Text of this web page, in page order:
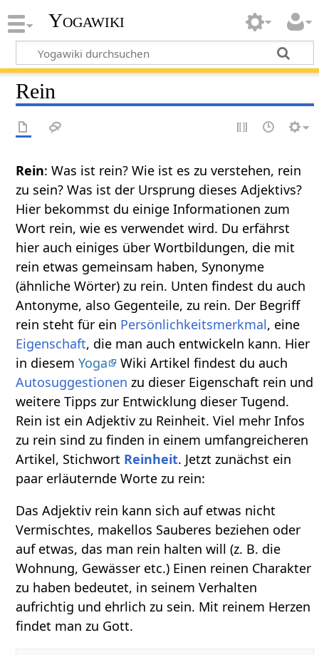
Yogawiki
Rein
Rein: Was ist rein? Wie ist es zu verstehen, rein
zu sein? Was ist der Ursprung dieses Adjektivs?
Hier bekommst du einige Informationen zum
Wort rein, wie es verwendet wird. Du erfährst
hier auch einiges über Wortbildungen, die mit
rein etwas gemeinsam haben, Synonyme
(ähnliche Wörter) zu rein. Unten findest du auch
Antonyme, also Gegenteile, zu rein. Der Begriff
rein steht für ein Persönlichkeitsmerkmal, eine
Eigenschaft, die man auch entwickeln kann. Hier
in diesemYoga
Wiki Artikel findest du auch
Autosuggestionen zu dieser Eigenschaft rein und
weitere Tipps zur Entwicklung dieser Tugend.
Rein ist ein Adjektiv zu Reinheit. Viel mehr Infos
zu rein sind zu finden in einem umfangreicheren
Artikel, Stichwort Reinheit. Jetzt zunächst ein
paar erläuternde Worte zu rein:
Das Adjektiv rein kann sich auf etwas nicht
Vermischtes, makellos Sauberes beziehen oder
auf etwas, das man rein halten will (z. B. die
Wohnung, Gewässer etc.) Einen reinen Charakter
zu haben bedeutet, in seinem Verhalten
aufrichtig und ehrlich zu sein. Mit reinem Herzen
findet man zu Gott.